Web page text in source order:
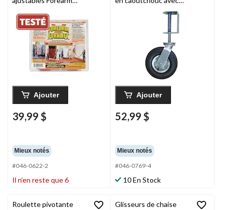
790 lb, orange, 9,4 pi x
3 po, paq. 2
Ajouter
39,99 $
Mieux notés
#046-0622-2
Il n’en reste que 6
support à ressort,
capacité de 200 lb, noir,
Ajouter
52,99 $
Mieux notés
#046-0769-4
10 En Stock
Roulette pivotante
Glisseurs de chaise